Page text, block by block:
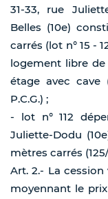
31-33, rue
Belles (10e)
carrés (lot n° 15 -
logement libre de
étage avec
P.C.G.) ;
- lot n° 112
Juliette-Dodu
mètres carrés
Art. 2.- La
moyennant le